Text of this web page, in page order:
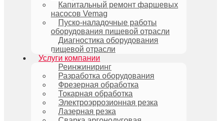
Капитальный ремонт фаршевых
насосов Vemag
Пуско-наладочные работы
оборудования пищевой отрасли
Диагностика оборудования
пищевой отрасли
Услуги компании
Реинжиниринг
Разработка оборудования
Фрезерная обработка
Токарная обработка
Электроэррозионная резка
Лазерная резка